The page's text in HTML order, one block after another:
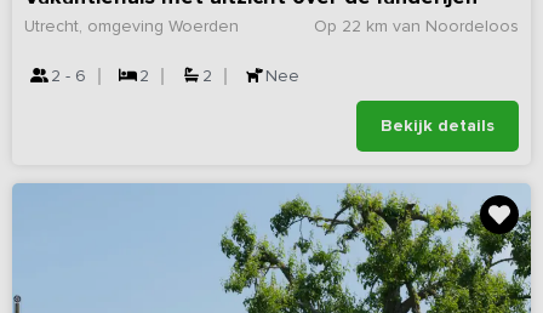
Op 22 km van Noordeloos
Utrecht, omgeving Woerden
2 - 6 2 2 Nee
Bekijk details